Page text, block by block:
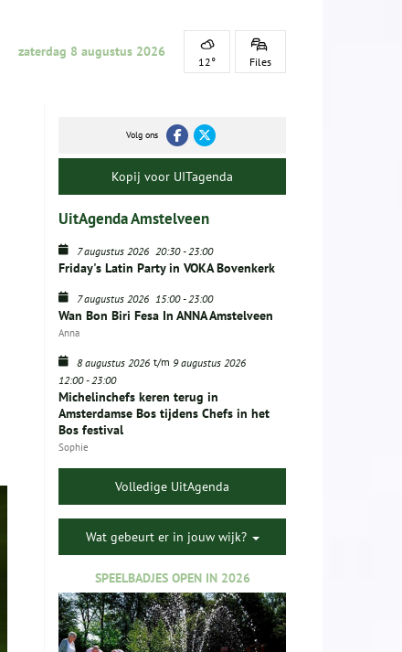
zaterdag 8 augustus 2026
12° Files
Volg ons
Kopij voor UITagenda
UitAgenda Amstelveen
7 augustus 2026 20:30-23:00
Friday's Latin Party in VOKA Bovenkerk
7 augustus 2026 15:00-23:00
Wan Bon Biri Fesa In ANNA Amstelveen
Anna
8 augustus 2026 t/m 9 augustus 2026
12:00-23:00
Michelinchefs keren terug in
Amsterdamse Bos tijdens Chefs in het
Bos festival
Sophie
Volledige UitAgenda
Wat gebeurt er in jouw wijk?
SPEELBADJES OPEN IN 2026